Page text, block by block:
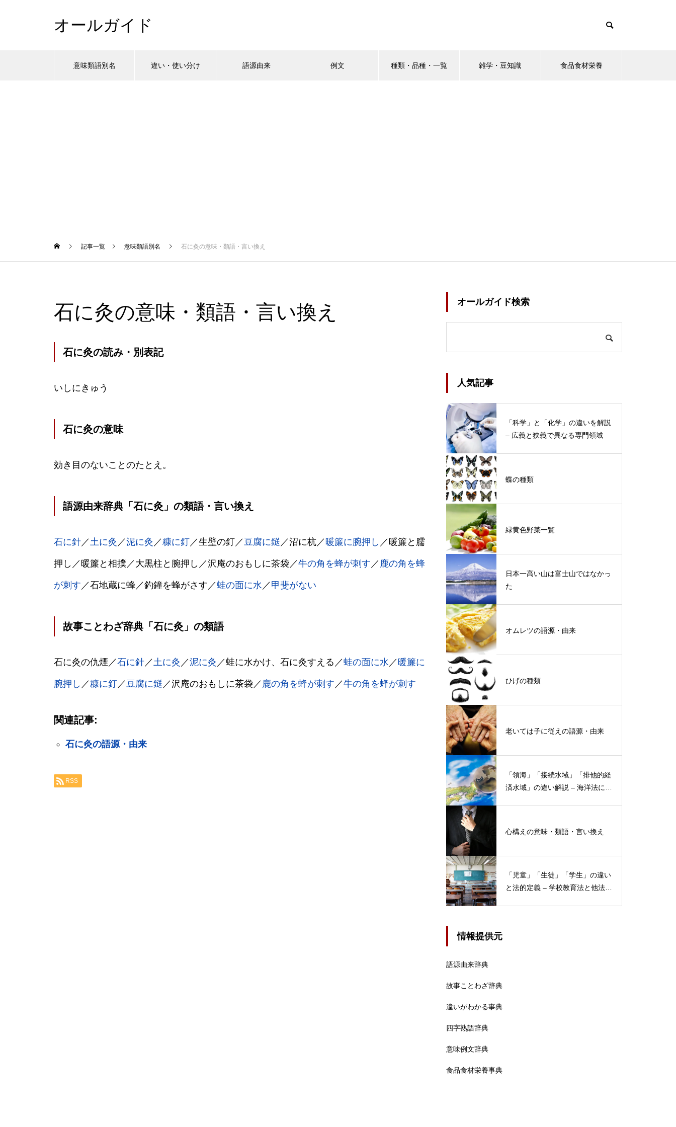
オールガイド
意味類語別名 違い・使い分け 語源由来 例文 種類・品種・一覧 雑学・豆知識 食品食材栄養
記事一覧 意味類語別名 石に灸の意味・類語・言い換え
石に灸の意味・類語・言い換え
石に灸の読み・別表記
いしにきゅう
石に灸の意味
効き目のないことのたとえ。
語源由来辞典「石に灸」の類語・言い換え
石に針／土に灸 ／泥に灸 ／糠に釘／生壁の釘／豆腐に鎹 ／沼に杭／ 暖簾に腕押し ／暖簾と臑
押し／暖簾と相撲／大黒柱と腕押し／沢庵のおもしに茶袋／牛の角を蜂が刺す ／ 鹿の角を蜂
が刺す ／石地蔵に蜂／釣鐘を蜂がさす／蛙の面に水 ／ 甲斐がない
故事ことわざ辞典「石に灸」の類語
石に灸の仇煙／石に針／土に灸 ／泥に灸 ／蛙に水かけ、石に灸すえる／蛙の面に水 ／ 暖簾に
腕押し ／糠に釘／豆腐に鎹 ／沢庵のおもしに茶袋／ 鹿の角を蜂が刺す ／牛の角を蜂が刺す
関連記事:
石に灸の語源・由来
RSS
オールガイド検索
人気記事
「科学」と「化学」の違いを解説
– 広義と狭義で異なる専門領域
蝶の種類
緑黄色野菜一覧
日本一高い山は富士山ではなかっ
た
オムレツの語源・由来
ひげの種類
老いては子に従えの語源・由来
「領海」「接続水域」「排他的経
済水域」の違い解説 – 海洋法にお
心構えの意味・類語・言い換え
「児童」「生徒」「学生」の違い
と法的定義 – 学校教育法と他法律
情報提供元
語源由来辞典
故事ことわざ辞典
違いがわかる事典
四字熟語辞典
意味例文辞典
食品食材栄養事典